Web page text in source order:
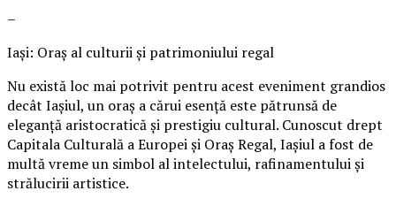
–
Iași: Oraș al culturii și patrimoniului regal
Nu există loc mai potrivit pentru acest eveniment grandios
decât Iașiul, un oraș a cărui esență este pătrunsă de
eleganță aristocratică și prestigiu cultural. Cunoscut drept
Capitala Culturală a Europei și Oraș Regal, Iașiul a fost de
multă vreme un simbol al intelectului, rafinamentului și
strălucirii artistice.